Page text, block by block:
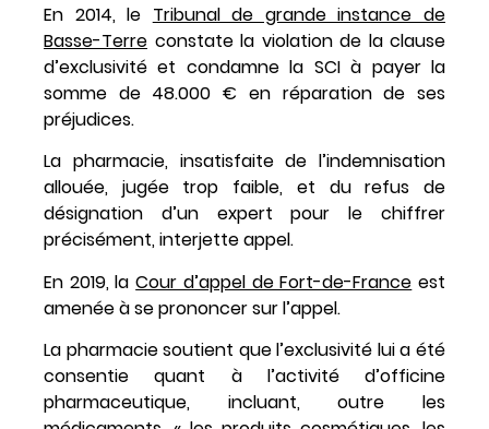
En 2014, le Tribunal de grande instance de
Basse-Terre constate la violation de la clause
d’exclusivité et condamne la SCI à payer la
somme de 48.000 € en réparation de ses
préjudices.
La pharmacie, insatisfaite de l’indemnisation
allouée, jugée trop faible, et du refus de
désignation d’un expert pour le chiffrer
précisément, interjette appel.
En 2019, laCour d’appel de Fort-de-France est
amenée à se prononcer sur l’appel.
La pharmacie soutient que l’exclusivité lui a été
consentie quant à l’activité d’officine
pharmaceutique, incluant, outre les